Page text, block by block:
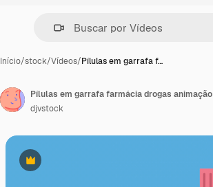
Início/stock/Vídeos/Pílulas em garrafa f…
Premium
Pílulas em garrafa farmácia drogas animação
djvstock